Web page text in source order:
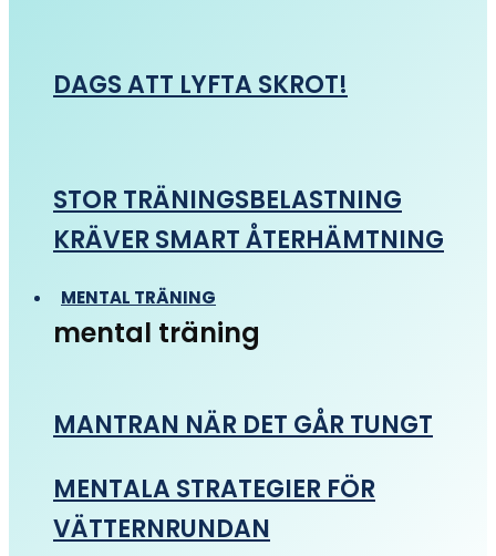
DAGS ATT LYFTA SKROT!
STOR TRÄNINGSBELASTNING
KRÄVER SMART ÅTERHÄMTNING
MENTAL TRÄNING
mental träning
MANTRAN NÄR DET GÅR TUNGT
MENTALA STRATEGIER FÖR
VÄTTERNRUNDAN